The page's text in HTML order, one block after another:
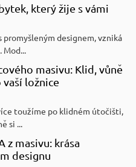
který žije s vámi
designem, vzniká
Mod...
masivu: Klid, vůně
ložnice
toužíme po klidném útočišti,
si ...
z masivu: krása
designu